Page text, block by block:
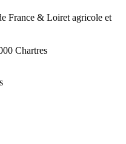
France & Loiret agricole et
Chartres